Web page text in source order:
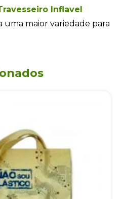
Inflavel
uma maior variedade para